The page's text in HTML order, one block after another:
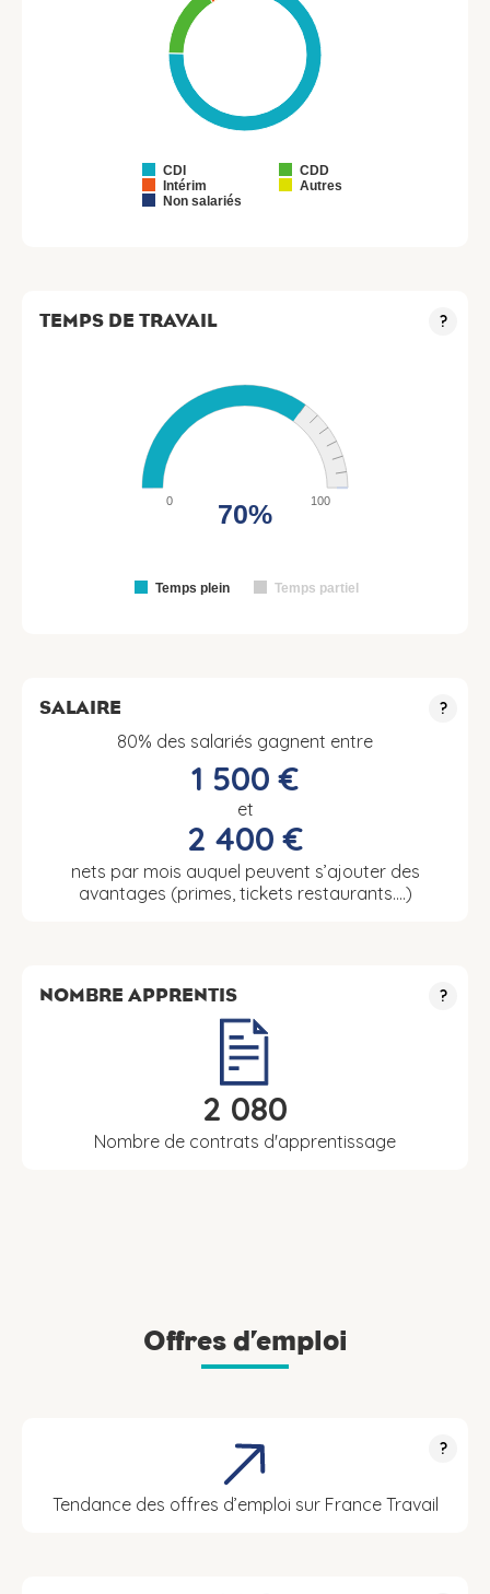
CDI
CDD
Intérim
Autres
Non salariés
TEMPS DE TRAVAIL ?
Temps plein Temps partiel
0 100
70%
SALAIRE ?
80% des salariés gagnent entre
1 500 €
et
2 400 €
nets par mois auquel peuvent s’ajouter des
avantages (primes, tickets restaurants….)
NOMBRE APPRENTIS ?
2 080
Nombre de contrats d'apprentissage
Offres d’emploi
?
Tendance des offres d’emploi sur France Travail